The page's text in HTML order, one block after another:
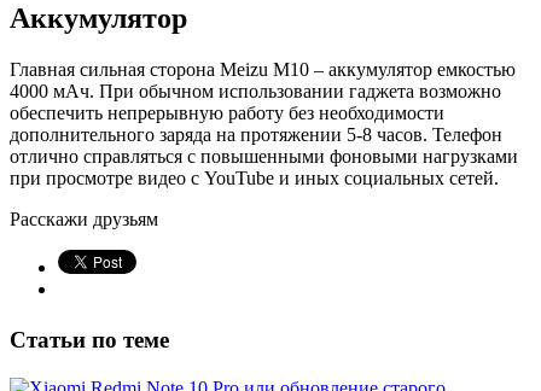
Аккумулятор
Главная сильная сторона Meizu M10 – аккумулятор емкостью
4000 мАч. При обычном использовании гаджета возможно
обеспечить непрерывную работу без необходимости
дополнительного заряда на протяжении 5-8 часов. Телефон
отлично справляться с повышенными фоновыми нагрузками
при просмотре видео с YouTube и иных социальных сетей.
Расскажи друзьям
Статьи по теме